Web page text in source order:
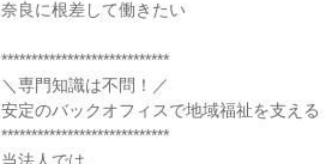
奈良に根差して働きたい
****************************
＼専門知識は不問！／
安定のバックオフィスで地域福祉を支える
****************************